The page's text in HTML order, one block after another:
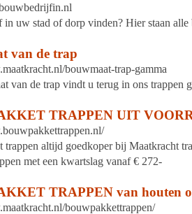
uw stad of dorp vinden? Hier staan
van de trap
bouwmaat-trap-gamma
van de trap vindt u terug in ons trappen
TRAPPEN UIT
trappen altijd goedkoper bij Maatkracht
met een kwartslag vanaf € 272-
TRAPPEN van houten
bouwpakkettrappen/